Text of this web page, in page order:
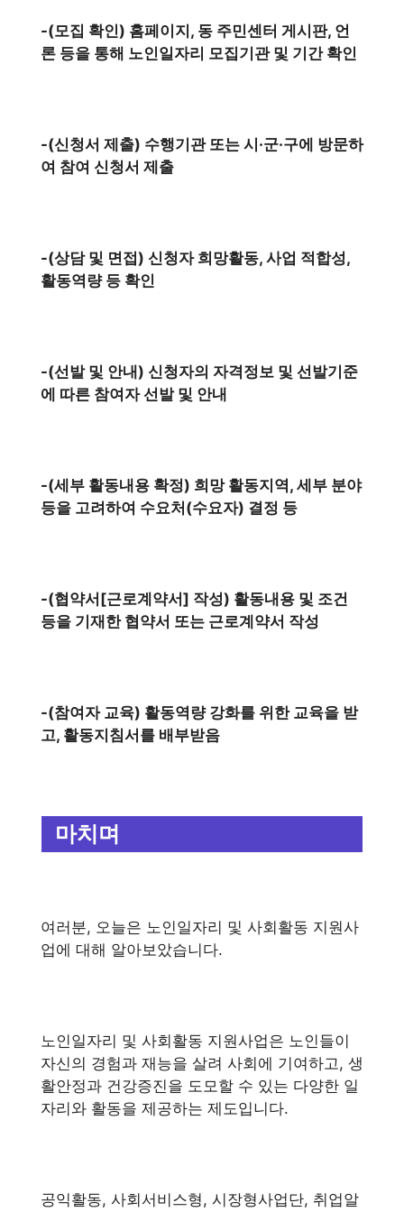
-(모집 확인) 홈페이지, 동 주민센터 게시판, 언
론 등을 통해 노인일자리 모집기관 및 기간 확인
-(신청서 제출) 수행기관 또는 시·군·구에 방문하
여 참여 신청서 제출
-(상담 및 면접) 신청자 희망활동, 사업 적합성,
활동역량 등 확인
-(선발 및 안내) 신청자의 자격정보 및 선발기준
에 따른 참여자 선발 및 안내
-(세부 활동내용 확정) 희망 활동지역, 세부 분야
등을 고려하여 수요처(수요자) 결정 등
-(협약서[근로계약서] 작성) 활동내용 및 조건
등을 기재한 협약서 또는 근로계약서 작성
-(참여자 교육) 활동역량 강화를 위한 교육을 받
고, 활동지침서를 배부받음
마치며
여러분, 오늘은 노인일자리 및 사회활동 지원사
업에 대해 알아보았습니다.
노인일자리 및 사회활동 지원사업은 노인들이
자신의 경험과 재능을 살려 사회에 기여하고, 생
활안정과 건강증진을 도모할 수 있는 다양한 일
자리와 활동을 제공하는 제도입니다.
공익활동, 사회서비스형, 시장형사업단, 취업알